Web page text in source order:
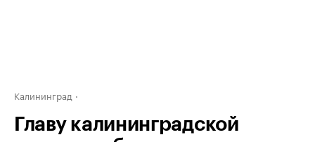
Калининград
Главу калининградской